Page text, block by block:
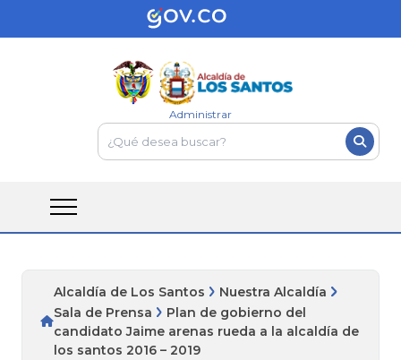
Administrar
Alcaldía de Los Santos
Nuestra Alcaldía
Sala de Prensa
Plan de gobierno del
candidato Jaime arenas rueda a la alcaldía de
los santos 2016 – 2019